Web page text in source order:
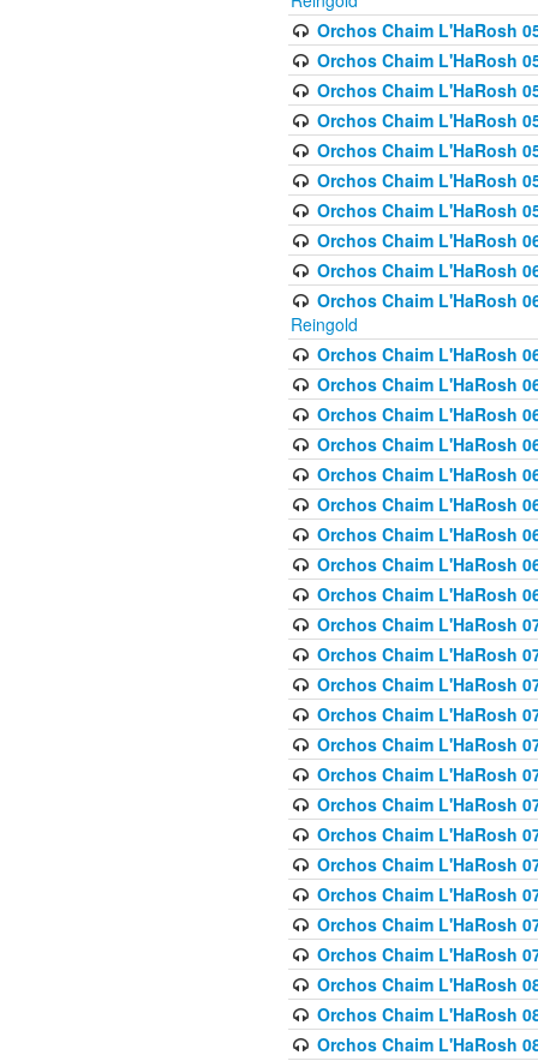
Orchos Chaim L'HaRosh
Orchos Chaim L'HaRosh
Orchos Chaim L'HaRosh
Orchos Chaim L'HaRosh
Orchos Chaim L'HaRosh
Orchos Chaim L'HaRosh
Orchos Chaim L'HaRosh
Orchos Chaim L'HaRosh
Orchos Chaim L'HaRosh
Orchos Chaim L'HaRosh
Reingold
Orchos Chaim L'HaRosh
Orchos Chaim L'HaRosh
Orchos Chaim L'HaRosh
Orchos Chaim L'HaRosh
Orchos Chaim L'HaRosh
Orchos Chaim L'HaRosh
Orchos Chaim L'HaRosh
Orchos Chaim L'HaRosh
Orchos Chaim L'HaRosh
Orchos Chaim L'HaRosh
Orchos Chaim L'HaRosh
Orchos Chaim L'HaRosh
Orchos Chaim L'HaRosh
Orchos Chaim L'HaRosh
Orchos Chaim L'HaRosh
Orchos Chaim L'HaRosh
Orchos Chaim L'HaRosh
Orchos Chaim L'HaRosh
Orchos Chaim L'HaRosh
Orchos Chaim L'HaRosh
Orchos Chaim L'HaRosh
Orchos Chaim L'HaRosh
Orchos Chaim L'HaRosh
Orchos Chaim L'HaRosh